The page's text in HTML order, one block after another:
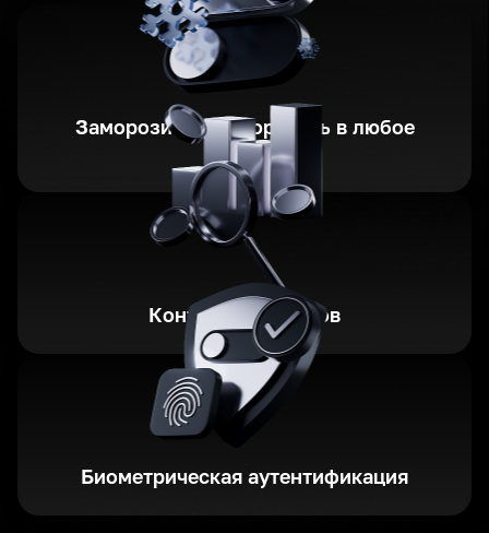
Заморозить/разморозить в любое
время
Контроль расходов
Биометрическая аутентификация